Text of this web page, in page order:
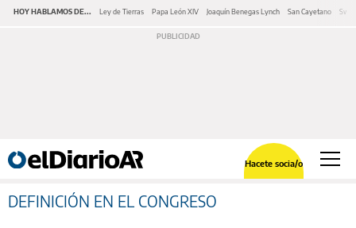
HOY HABLAMOS DE... Ley de Tierras Papa León XIV Joaquín Benegas Lynch San Cayetano
Hacete socia/o
DEFINICIÓN EN EL CONGRESO